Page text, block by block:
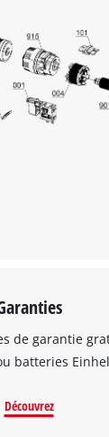
de garantie
batteries
Découvrez